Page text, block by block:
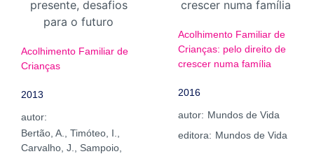
Acolhimento Familiar de
Crianças
2013
autor:
Bertão, A., Timóteo, I.,
Carvalho, J., Sampoio,
Acolhimento Familiar de
Crianças: pelo direito de
crescer numa família
2016
autor: Mundos de Vida
editora: Mundos de Vida